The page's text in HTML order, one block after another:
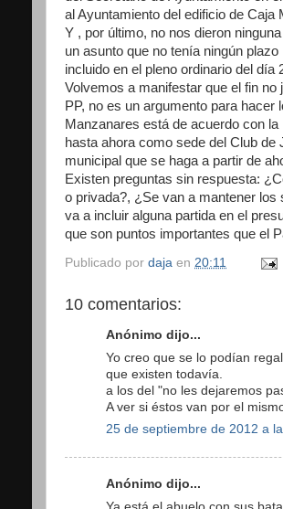
al Ayuntamiento del edificio de Caja
Y , por último, no nos dieron
un asunto que no tenía ningún
incluido en el pleno ordinario del día
Volvemos a manifestar que el fin
PP, no es un argumento para
Manzanares está de acuerdo con
hasta ahora como sede del Club
municipal que se haga a partir de
Existen preguntas sin respuesta:
o privada?, ¿Se van a mantener
va a incluir alguna partida en el
que son puntos importantes que el
Publicado por daja en 20:11
10 comentarios:
Anónimo dijo...
Yo creo que se lo podían
que existen todavía.
a los del "no les dejaremos
A ver si éstos van por el
25 de septiembre de 2012 a
Anónimo dijo...